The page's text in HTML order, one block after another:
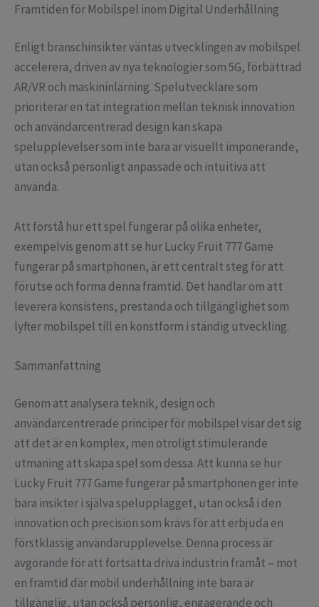
Framtiden för Mobilspel inom Digital Underhållning
Enligt branschinsikter väntas utvecklingen av mobilspel
accelerera, driven av nya teknologier som 5G, förbättrad
AR/VR och maskininlärning. Spelutvecklare som
prioriterar en tät integration mellan teknisk innovation
och användarcentrerad design kan skapa
spelupplevelser som inte bara är visuellt imponerande,
utan också personligt anpassade och intuitiva att
använda.
Att förstå hur ett spel fungerar på olika enheter,
exempelvis genom att se hur Lucky Fruit 777 Game
fungerar på smartphonen, är ett centralt steg för att
förutse och forma denna framtid. Det handlar om att
leverera konsistens, prestanda och tillgänglighet som
lyfter mobilspel till en konstform i ständig utveckling.
Sammanfattning
Genom att analysera teknik, design och
användarcentrerade principer för mobilspel visar det sig
att det är en komplex, men otroligt stimulerande
utmaning att skapa spel som dessa. Att kunna se hur
Lucky Fruit 777 Game fungerar på smartphonen ger inte
bara insikter i själva spelupplägget, utan också i den
innovation och precision som krävs för att erbjuda en
förstklassig användarupplevelse. Denna process är
avgörande för att fortsätta driva industrin framåt – mot
en framtid där mobil underhållning inte bara är
tillgänglig, utan också personlig, engagerande och